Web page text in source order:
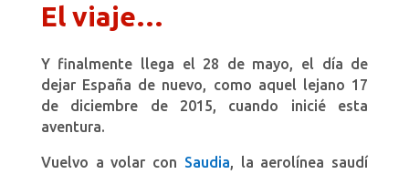
El viaje…
Y finalmente llega el 28 de mayo, el día de
dejar España de nuevo, como aquel lejano 17
de diciembre de 2015, cuando inicié esta
aventura.
Vuelvo a volar con Saudia, la aerolínea saudí